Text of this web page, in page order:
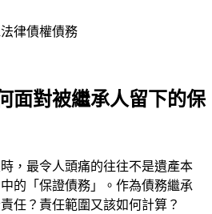
律債權債務
面對被繼承人留下的保
，最令人頭痛的往往不是遺產本
的「保證債務」。作為債務繼承
任？責任範圍又該如何計算？